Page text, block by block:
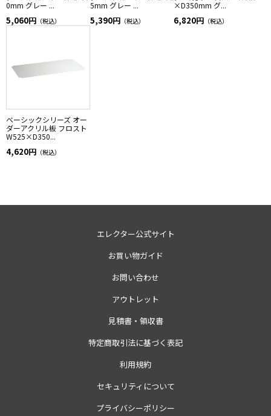
0mm グレー ...
5,060円 （税込）
5mm グレー ...
5,390円 （税込）
×D350mm グ...
6,820円 （税込）
ベーシックシリーズ オー
ダーアクリル板 フロスト
W525×D350...
4,620円 （税込）
エレクター公式サイト
お買い物ガイド
お問い合わせ
アウトレット
見積書・領収書
特定商取引法に基づく表記
利用規約
セキュリティについて
プライバシーポリシー